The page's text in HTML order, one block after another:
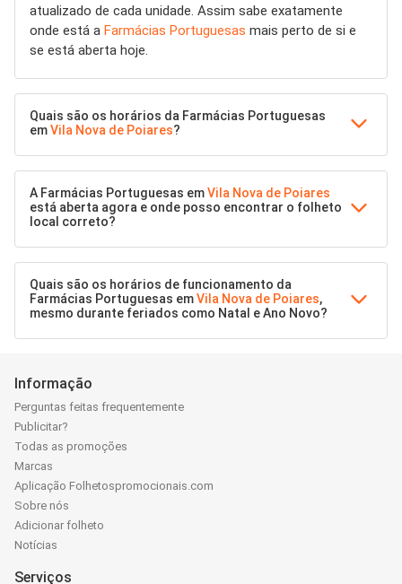
atualizado de cada unidade. Assim sabe exatamente
onde está a Farmácias Portuguesas mais perto de si e
se está aberta hoje.
Quais são os horários da Farmácias Portuguesas
emVila Nova de Poiares?
A Farmácias Portuguesas emVila Nova de Poiares
está aberta agora e onde posso encontrar o folheto
local correto?
Quais são os horários de funcionamento da
Farmácias Portuguesas emVila Nova de Poiares,
mesmo durante feriados como Natal e Ano Novo?
Informação
Perguntas feitas frequentemente
Publicitar?
Todas as promoções
Marcas
Aplicação Folhetospromocionais.com
Sobre nós
Adicionar folheto
Notícias
Serviços